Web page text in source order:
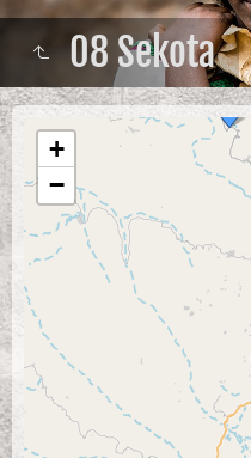
08 Sekota
+
−